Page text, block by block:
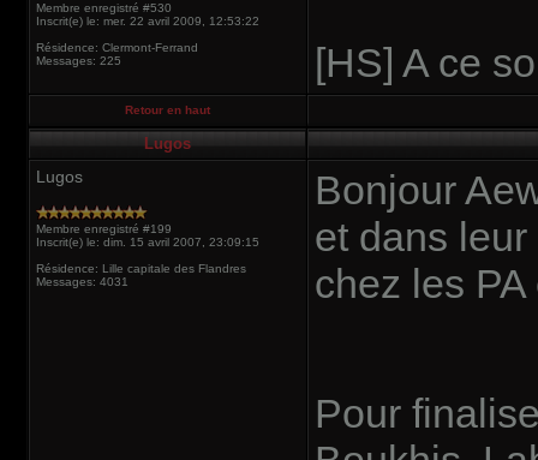
Membre enregistré #530
Inscrit(e) le: mer. 22 avril 2009, 12:53:22
Résidence: Clermont-Ferrand
Messages: 225
[HS] A ce
Retour en haut
Lugos
Lugos
Membre enregistré #199
Inscrit(e) le: dim. 15 avril 2007, 23:09:15
Résidence: Lille capitale des Flandres
Messages: 4031
Bonjour
et dans
chez les
Pour